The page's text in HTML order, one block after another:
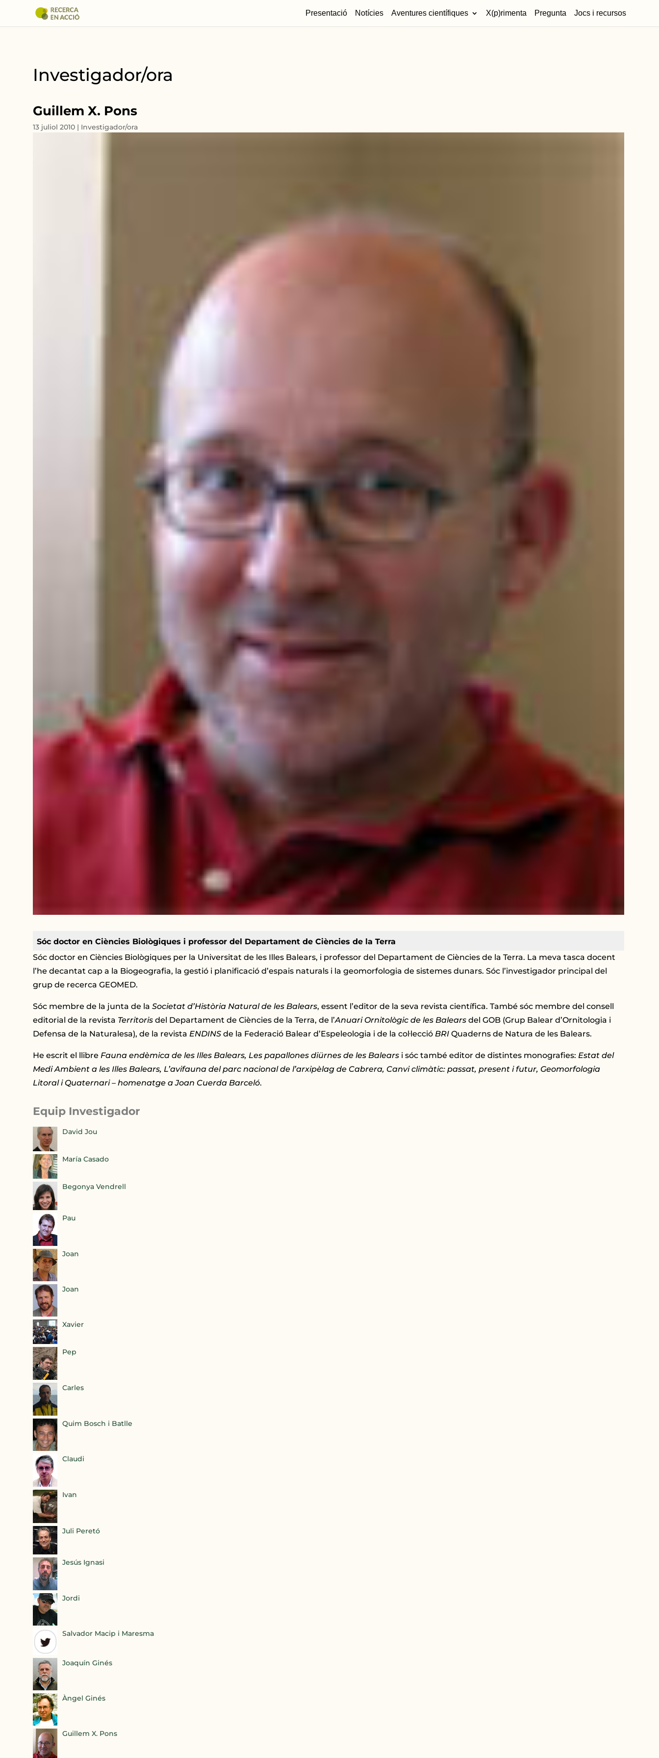
Presentació Notícies Aventures científiques X(p)rimenta Pregunta Jocs i recursos
Investigador/ora
Guillem X. Pons
13 juliol 2010 | Investigador/ora
Sóc doctor en Ciències Biològiques i professor del Departament de Ciències de la Terra
Sóc doctor en Ciències Biològiques per la Universitat de les Illes Balears, i professor del Departament de Ciències de la Terra. La meva tasca docent
l’he decantat cap a la Biogeografia, la gestió i planificació d’espais naturals i la geomorfologia de sistemes dunars. Sóc l’investigador principal del
grup de recerca GEOMED.
Sóc membre de la junta de la Societat d’Història Natural de les Balears, essent l’editor de la seva revista científica. També sóc membre del consell
editorial de la revista Territoris del Departament de Ciències de la Terra, de l’Anuari Ornitològic de les Balears del GOB (Grup Balear d’Ornitologia i
Defensa de la Naturalesa), de la revista ENDINS de la Federació Balear d’Espeleologia i de la col·lecció BRI Quaderns de Natura de les Balears.
He escrit el llibre Fauna endèmica de les Illes Balears, Les papallones diürnes de les Balears i sóc també editor de distintes monografies: Estat del
Medi Ambient a les Illes Balears, L’avifauna del parc nacional de l’arxipèlag de Cabrera, Canvi climàtic: passat, present i futur, Geomorfologia
Litoral i Quaternari – homenatge a Joan Cuerda Barceló.
Equip Investigador
David Jou
María Casado
Begonya Vendrell
Pau
Joan
Joan
Xavier
Pep
Carles
Quim Bosch i Batlle
Claudi
Ivan
Juli Peretó
Jesús Ignasi
Jordi
Salvador Macip i Maresma
Joaquín Ginés
Àngel Ginés
Guillem X. Pons